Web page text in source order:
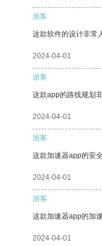
游客
这款软件的设计非常
2024-04-01
游客
这款app的路线规划
2024-04-01
游客
这款加速器app的安
2024-04-01
游客
这款加速器app的加
2024-04-01